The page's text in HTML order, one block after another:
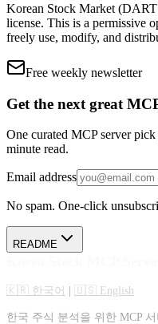
Korean Stock Market
license. This is a permissive
freely use, modify, and
Free weekly newsletter
Get the next great
One curated MCP server
minute read.
Email address
No spam. One-click
README
🇰🇷 한국어 | 🇺🇸 English
한국 주식 분석을 위한 MCP